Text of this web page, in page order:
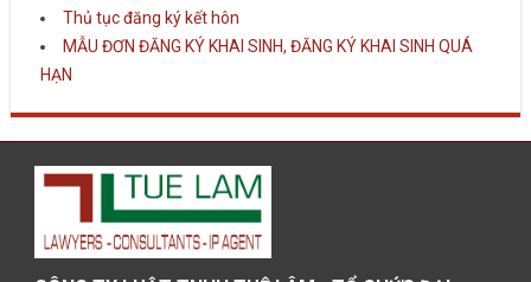
Thủ tục đăng ký kết hôn
MẪU ĐƠN ĐĂNG KÝ KHAI SINH, ĐĂNG KÝ KHAI SINH QUÁ
HẠN